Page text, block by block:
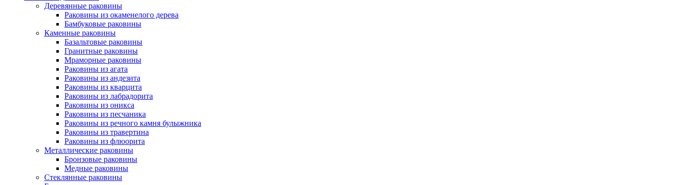
Деревянные раковины
Раковины из окаменелого дерева
Бамбуковые раковины
Каменные раковины
Базальтовые раковины
Гранитные раковины
Мраморные раковины
Раковины из агата
Раковины из андезита
Раковины из кварцита
Раковины из лабрадорита
Раковины из оникса
Раковины из песчаника
Раковины из речного камня булыжника
Раковины из травертина
Раковины из флюорита
Металлические раковины
Бронзовые раковины
Медные раковины
Стеклянные раковины